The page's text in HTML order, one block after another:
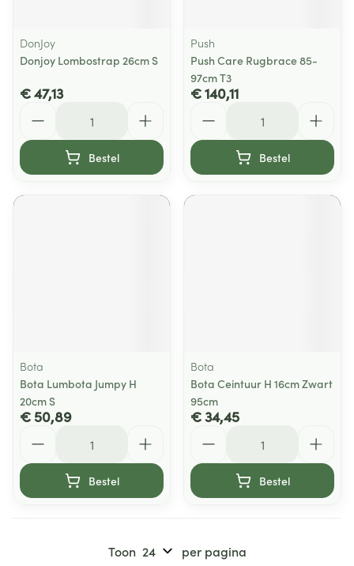
DonJoy
Donjoy Lombostrap 26cm S
€ 47,13
Bestel
Push
Push Care Rugbrace 85-
97cm T3
€ 140,11
Bestel
Bota
Bota Lumbota Jumpy H
20cm S
€ 50,89
Bestel
Bota
Bota Ceintuur H 16cm Zwart
95cm
€ 34,45
Bestel
Toon per pagina